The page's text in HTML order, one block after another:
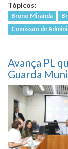
Tópicos:
Bruno Miranda
Comissão de
Avança PL
Guarda